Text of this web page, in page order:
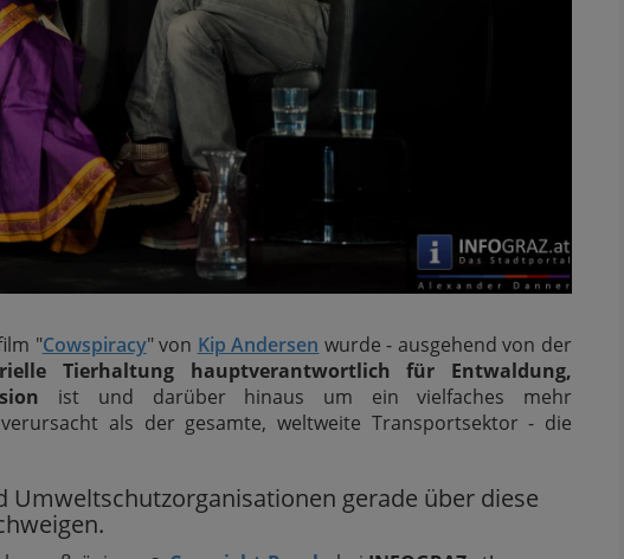
"Cowspiracy" von Kip Andersen wurde - ausgehend von der
Tierhaltung hauptverantwortlich für Entwaldung,
ist und darüber hinaus um ein vielfaches mehr
verursacht als der gesamte, weltweite Transportsektor - die
Umweltschutzorganisationen gerade über diese